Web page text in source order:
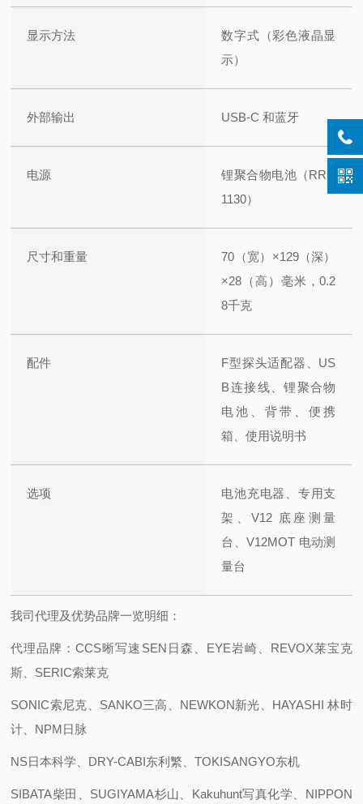
显示方法
数字式（彩色液晶显
示）
外部输出 USB-C 和蓝牙
电源
锂聚合物电池（RRC
1130）
尺寸和重量
70（宽）×129（深）
×28（高）毫米，0.2
8千克
配件
F型探头适配器、US
B连接线、锂聚合物
电池、背带、便携
箱、使用说明书
选项
电池充电器、专用支
架、V12 底座测量
台、V12MOT 电动测
量台
我司代理及优势品牌一览明细：
代理品牌：CCS晰写速 SEN日森、EYE岩崎、REVOX莱宝克
斯、SERIC索莱克
SONIC索尼克、SANKO三高、NEWKON新光、HAYASHI 林时
计、NPM日脉
NS日本科学、DRY-CABI东利繁、TOKISANGYO东机
SIBATA柴田、SUGIYAMA杉山、Kakuhunt写真化学、NIPPON